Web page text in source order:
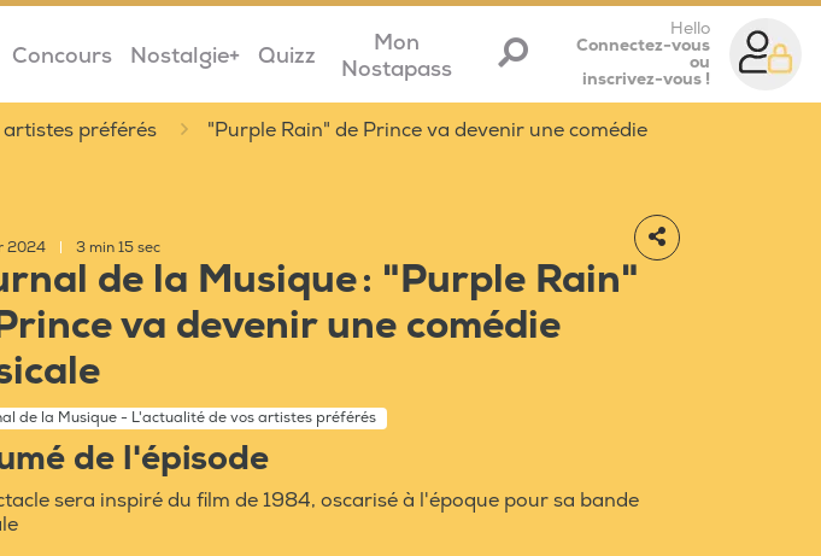
Concours Nostalgie+ Quizz
Mon
Nostapass
Hello
Connectez-vous
ou
inscrivez-vous !
artistes préférés
"Purple Rain" de Prince va devenir une comédie
2024 3 min 15 sec
de la Musique : "Purple Rain"
va devenir une comédie
de la Musique - L'actualité de vos artistes préférés
de l'épisode
sera inspiré du film de 1984, oscarisé à l'époque pour sa bande